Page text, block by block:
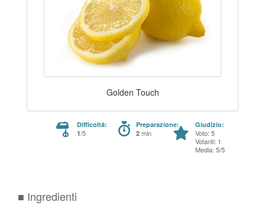
Golden Touch
Difficoltá:
1/5
Preparazione:
2 min
Giudizio:
Voto: 5
Votanti: 1
Media: 5/5
■ Ingredienti